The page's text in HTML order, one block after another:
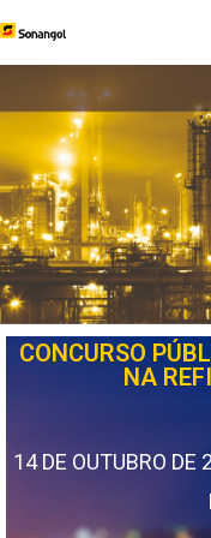
CONCURSO
NA
14 DE OUTUBRO DE